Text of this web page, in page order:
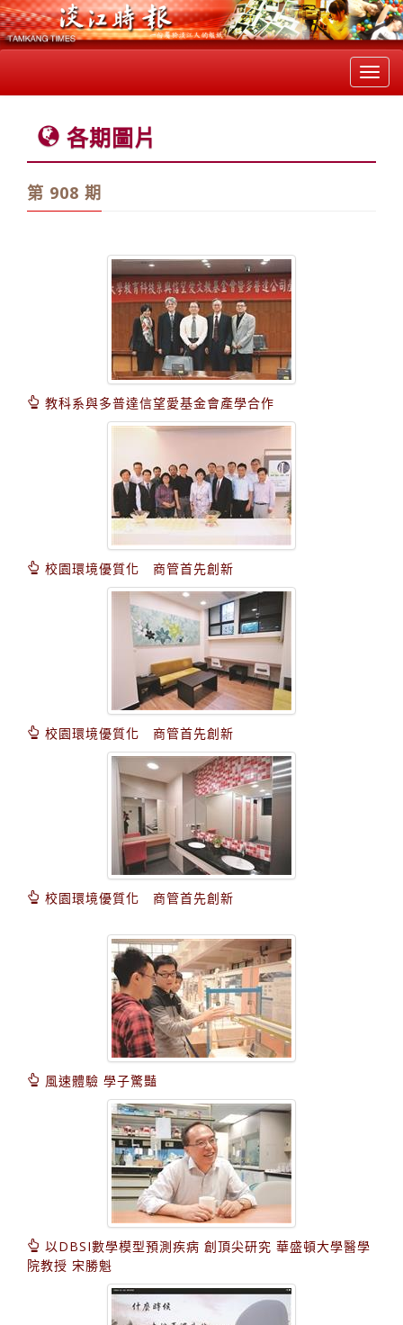
各期圖片
第 908 期
教科系與多普達信望愛基金會產學合作
校園環境優質化 商管首先創新
校園環境優質化 商管首先創新
校園環境優質化 商管首先創新
風速體驗 學子驚豔
以DBSI數學模型預測疾病 創頂尖研究 華盛頓大學醫學
院教授 宋勝魁